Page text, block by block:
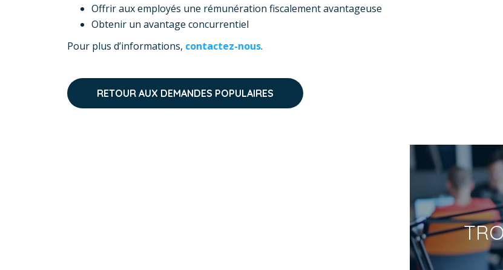
Offrir aux employés une rémunération fiscalement avantageuse
Obtenir un avantage concurrentiel
Pour plus d’informations, contactez-nous.
RETOUR AUX DEMANDES POPULAIRES